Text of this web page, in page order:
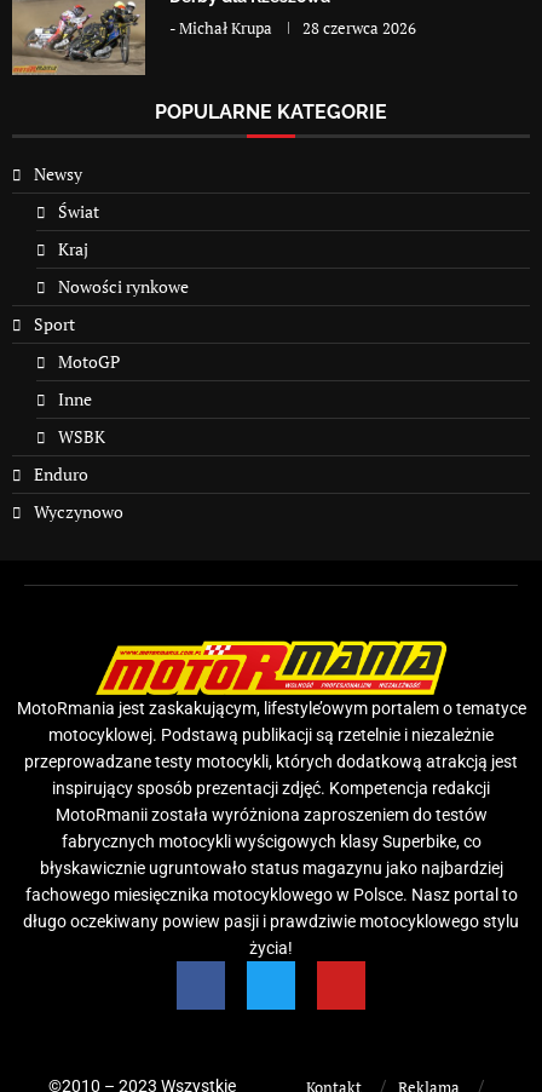
-Michał Krupa 28 czerwca 2026
POPULARNE KATEGORIE
Newsy
Świat
Kraj
Nowości rynkowe
Sport
MotoGP
Inne
WSBK
Enduro
Wyczynowo
MotoRmania jest zaskakującym, lifestyle’owym portalem o tematyce
motocyklowej. Podstawą publikacji są rzetelnie i niezależnie
przeprowadzane testy motocykli, których dodatkową atrakcją jest
inspirujący sposób prezentacji zdjęć. Kompetencja redakcji
MotoRmanii została wyróżniona zaproszeniem do testów
fabrycznych motocykli wyścigowych klasy Superbike, co
błyskawicznie ugruntowało status magazynu jako najbardziej
fachowego miesięcznika motocyklowego w Polsce. Nasz portal to
długo oczekiwany powiew pasji i prawdziwie motocyklowego stylu
życia!
©2010 – 2023 Wszystkie Kontakt Reklama